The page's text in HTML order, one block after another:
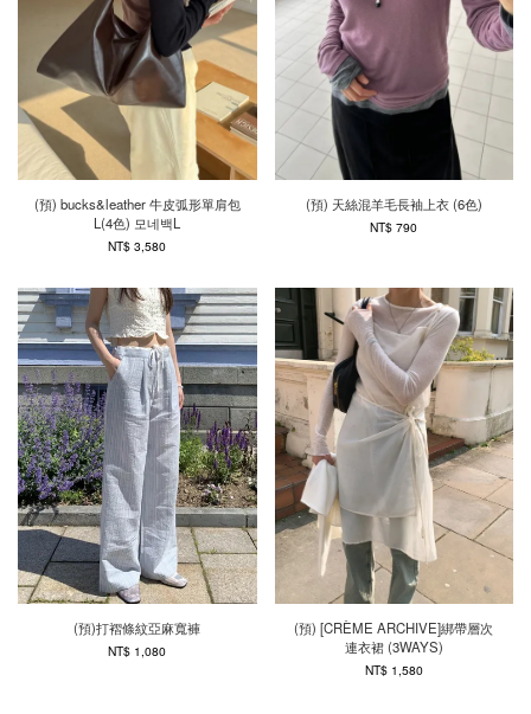
(預) bucks&leather 牛皮弧形單肩包
L(4色) 모네백L
NT$ 3,580
(預) 天絲混羊毛長袖上衣 (6色)
NT$ 790
(預)打褶條紋亞麻寬褲
NT$ 1,080
(預) [CRÈME ARCHIVE]綁帶層次
連衣裙 (3WAYS)
NT$ 1,580